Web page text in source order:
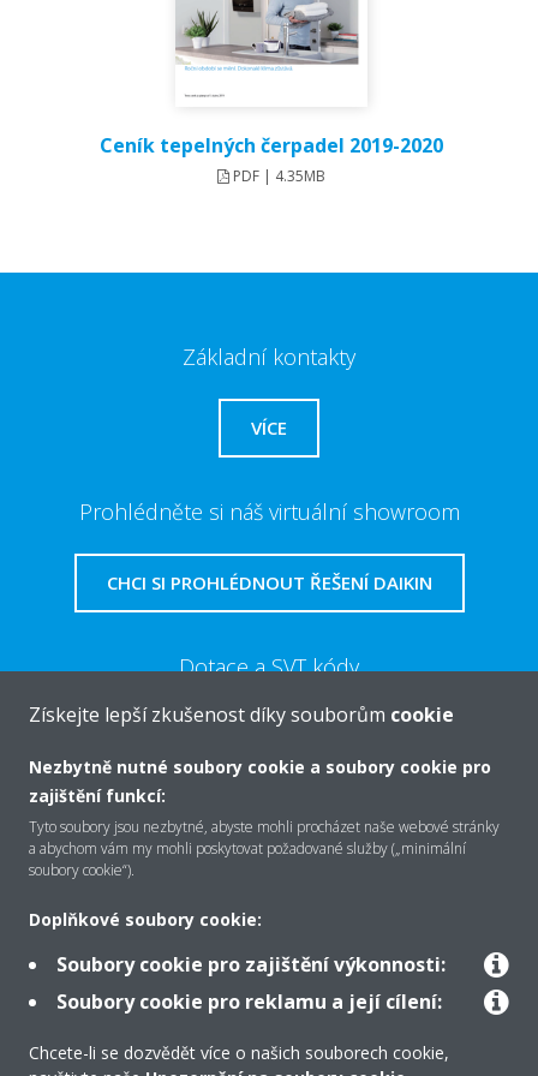
Ceník tepelných čerpadel 2019-2020
PDF | 4.35MB
Základní kontakty
VÍCE
Prohlédněte si náš virtuální showroom
CHCI SI PROHLÉDNOUT ŘEŠENÍ DAIKIN
Dotace a SVT kódy
O společnosti Daikin
Řešení
Podpora
Získejte lepší zkušenost díky souborům cookie
Nezbytně nutné soubory cookie a soubory cookie pro
zajištění funkcí:
Tyto soubory jsou nezbytné, abyste mohli procházet naše webové stránky
a abychom vám my mohli poskytovat požadované služby („minimální
soubory cookie“).
Doplňkové soubory cookie:
Soubory cookie pro zajištění výkonnosti:
Soubory cookie pro reklamu a její cílení:
Chcete-li se dozvědět více o našich souborech cookie,